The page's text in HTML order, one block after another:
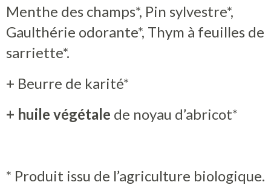
Menthe des champs*, Pin sylvestre*,
Gaulthérie odorante*, Thym à feuilles de
sarriette*.
+ Beurre de karité*
+ huile végétale de noyau d’abricot*
* Produit issu de l’agriculture biologique.